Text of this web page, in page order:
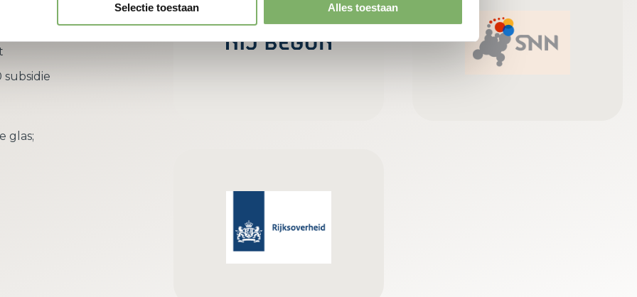
Selectie toestaan Alles toestaan
richt zich
glas;